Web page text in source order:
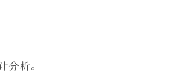
分析。